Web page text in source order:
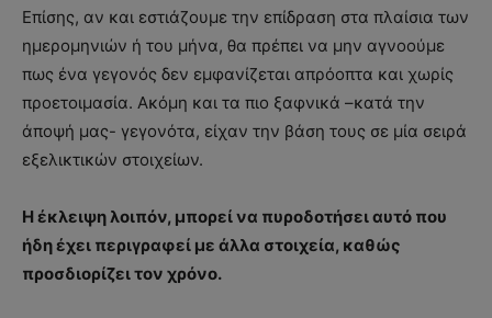
Επίσης, αν και εστιάζουμε την επίδραση στα πλαίσια των
ημερομηνιών ή του μήνα, θα πρέπει να μην αγνοούμε
πως ένα γεγονός δεν εμφανίζεται απρόοπτα και χωρίς
προετοιμασία. Ακόμη και τα πιο ξαφνικά –κατά την
άποψή μας- γεγονότα, είχαν την βάση τους σε μία σειρά
εξελικτικών στοιχείων.
Η έκλειψη λοιπόν, μπορεί να πυροδοτήσει αυτό που
ήδη έχει περιγραφεί με άλλα στοιχεία, καθώς
προσδιορίζει τον χρόνο.